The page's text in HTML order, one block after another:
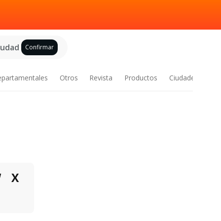
Confirmar
Otros Revista Productos Ciudades
X